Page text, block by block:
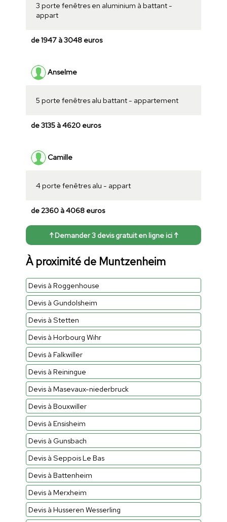
3 porte fenêtres en aluminium à battant -
appart
de 1947 à 3048 euros
Anselme
5 porte fenêtres alu battant - appartement
de 3135 à 4620 euros
Camille
4 porte fenêtres alu - appart
de 2360 à 4068 euros
↑ Demander 3 devis gratuit en ligne ici ↑
À proximité de Muntzenheim
Devis à Roggenhouse
Devis à Gundolsheim
Devis à Stetten
Devis à Horbourg Wihr
Devis à Falkwiller
Devis à Reiningue
Devis à Masevaux-niederbruck
Devis à Bouxwiller
Devis à Ensisheim
Devis à Gunsbach
Devis à Seppois Le Bas
Devis à Battenheim
Devis à Merxheim
Devis à Husseren Wesserling